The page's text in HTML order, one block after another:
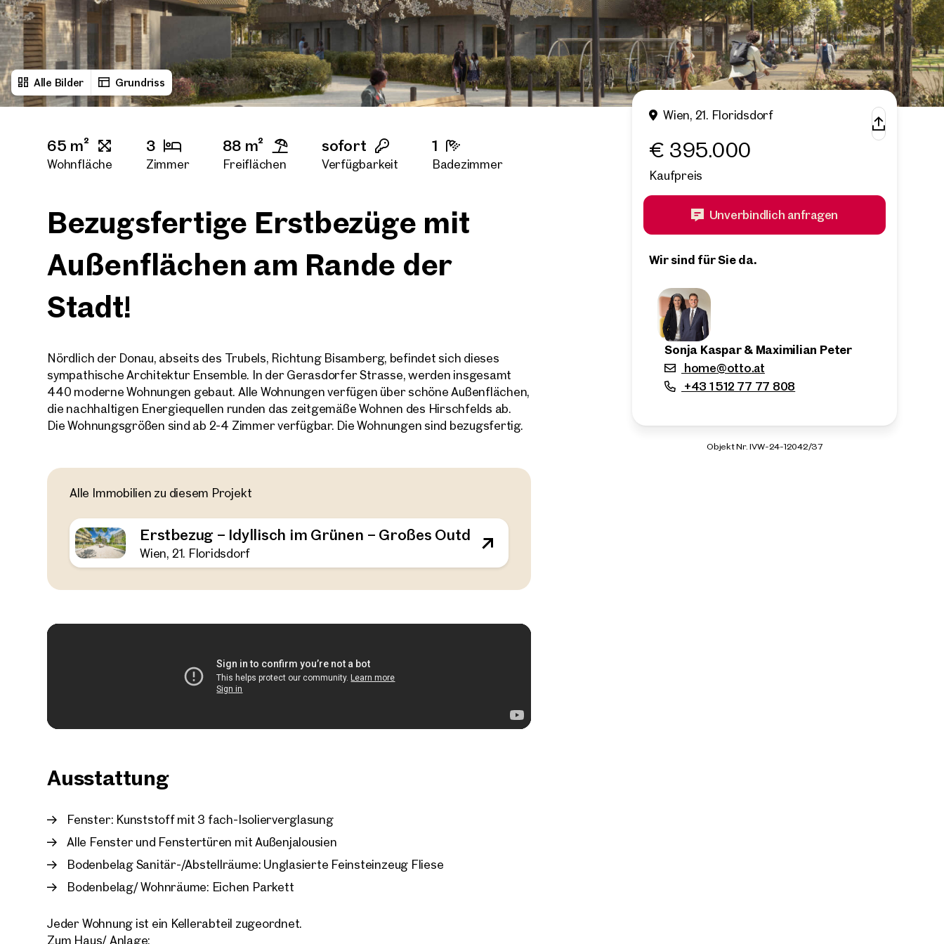
Alle Bilder Grundriss
65 m²
Wohnfläche
3
Zimmer
88 m²
Freiflächen
sofort
Verfügbarkeit
1
Badezimmer
Bezugsfertige Erstbezüge mit
Außenflächen am Rande der
Stadt!
Nördlich der Donau, abseits des Trubels, Richtung Bisamberg, befindet sich dieses
sympathische Architektur Ensemble. In der Gerasdorfer Strasse, werden insgesamt
440 moderne Wohnungen gebaut. Alle Wohnungen verfügen über schöne Außenflächen,
die nachhaltigen Energiequellen runden das zeitgemäße Wohnen des Hirschfelds ab.
Die Wohnungsgrößen sind ab 2-4 Zimmer verfügbar. Die Wohnungen sind bezugsfertig.
Alle Immobilien zu diesem Projekt
Erstbezug – Idyllisch im Grünen – Großes Outdoor-Areal
Wien, 21. Floridsdorf
Ausstattung
Fenster: Kunststoff mit 3 fach-Isolierverglasung
Alle Fenster und Fenstertüren mit Außenjalousien
Bodenbelag Sanitär-/Abstellräume: Unglasierte Feinsteinzeug Fliese
Bodenbelag/ Wohnräume: Eichen Parkett
Jeder Wohnung ist ein Kellerabteil zugeordnet.
Zum Haus/ Anlage:
Wien, 21. Floridsdorf
€ 395.000
Kaufpreis
Unverbindlich anfragen
Wir sind für Sie da.
Sonja Kaspar & Maximilian Peter
home@otto.at
+43 1 512 77 77 808
Objekt Nr. IVW-24-12042/37